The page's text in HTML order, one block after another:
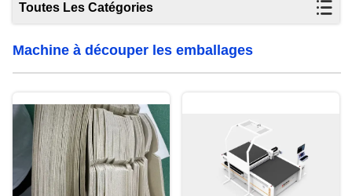
Toutes Les Catégories
Machine à découper les emballages